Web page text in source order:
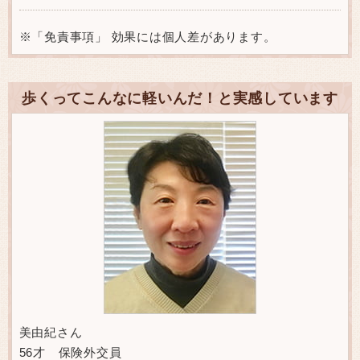
※「免責事項」 効果には個人差があります。
歩くってこんなに軽いんだ！と実感しています
美由紀さん
56才 保険外交員